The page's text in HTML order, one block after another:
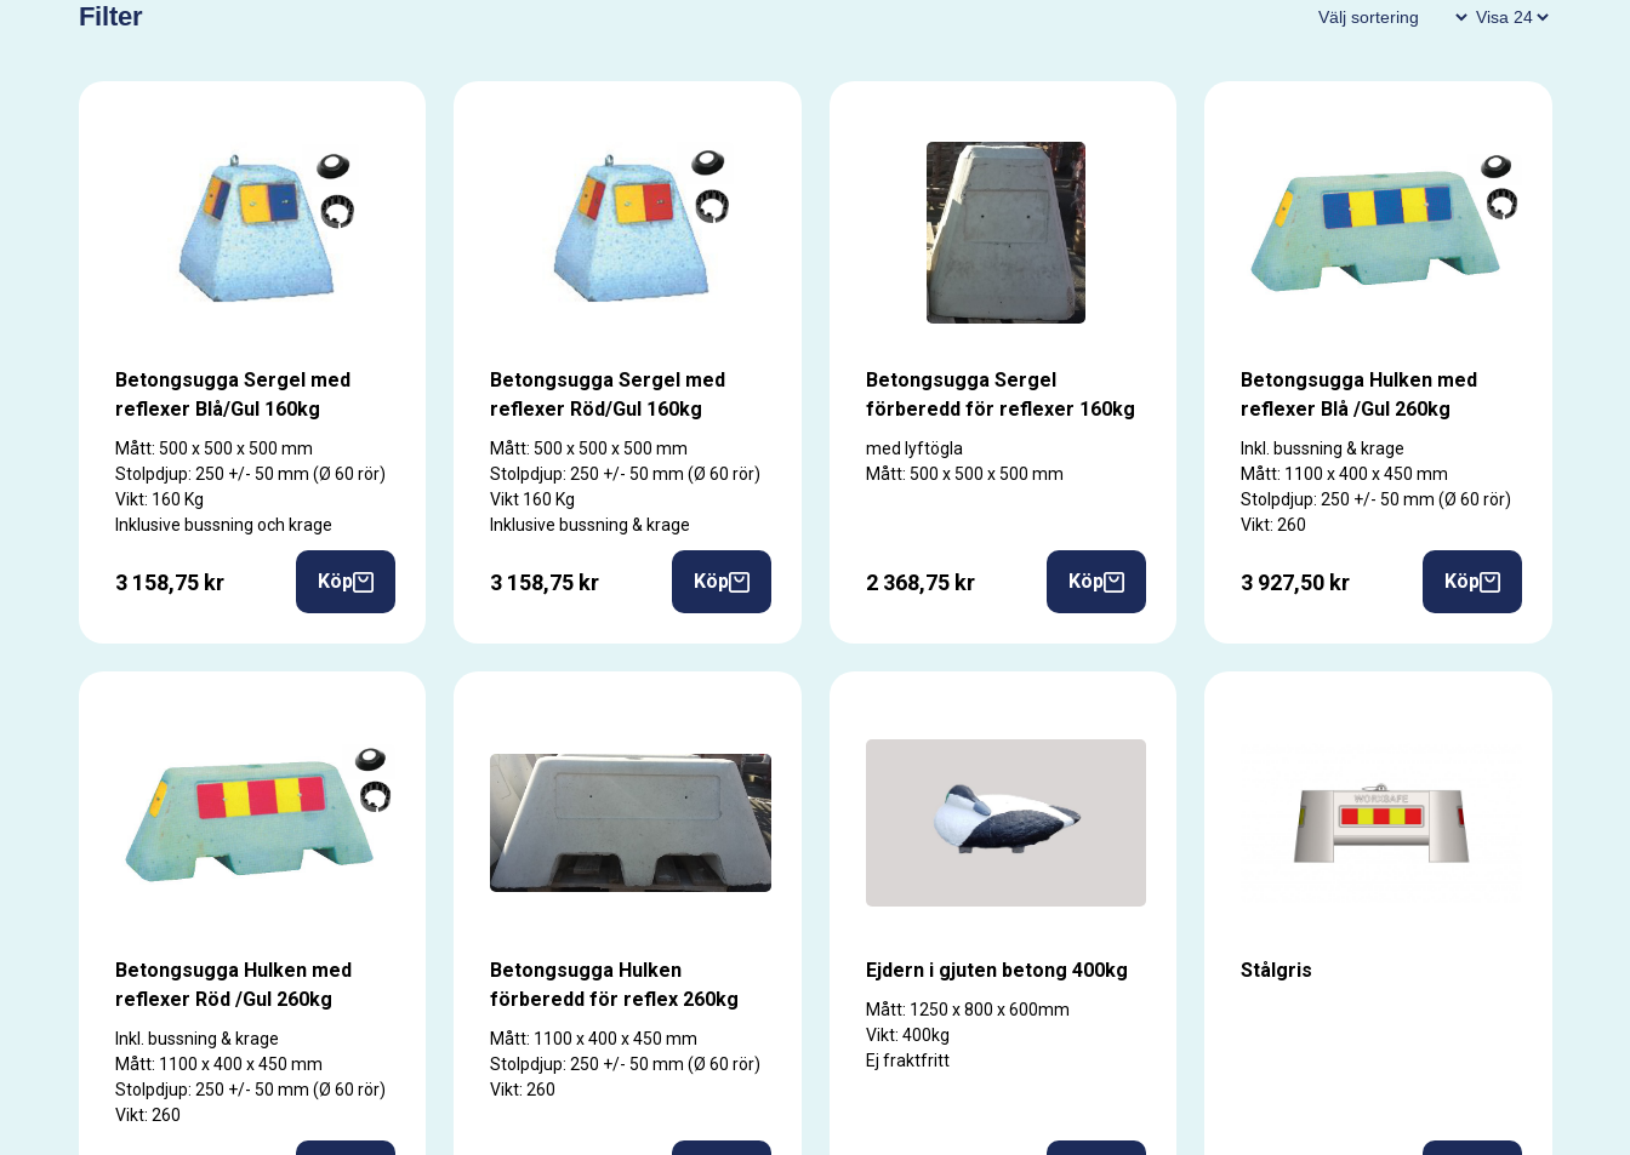
Filter
Betongsugga Sergel med
reflexer Blå/Gul 160kg
Mått: 500 x 500 x 500 mm
Stolpdjup: 250 +/- 50 mm (Ø 60 rör)
Vikt: 160 Kg
Inklusive bussning och krage
3 158,75 kr Köp
Betongsugga Sergel med
reflexer Röd/Gul 160kg
Mått: 500 x 500 x 500 mm
Stolpdjup: 250 +/- 50 mm (Ø 60 rör)
Vikt 160 Kg
Inklusive bussning & krage
3 158,75 kr Köp
Betongsugga Sergel
förberedd för reflexer 160kg
med lyftögla
Mått: 500 x 500 x 500 mm
2 368,75 kr Köp
Betongsugga Hulken med
reflexer Blå /Gul 260kg
Inkl. bussning & krage
Mått: 1100 x 400 x 450 mm
Stolpdjup: 250 +/- 50 mm (Ø 60 rör)
Vikt: 260
3 927,50 kr Köp
Betongsugga Hulken med
reflexer Röd /Gul 260kg
Inkl. bussning & krage
Mått: 1100 x 400 x 450 mm
Stolpdjup: 250 +/- 50 mm (Ø 60 rör)
Vikt: 260
Betongsugga Hulken
förberedd för reflex 260kg
Mått: 1100 x 400 x 450 mm
Stolpdjup: 250 +/- 50 mm (Ø 60 rör)
Vikt: 260
Ejdern i gjuten betong 400kg
Mått: 1250 x 800 x 600mm
Vikt: 400kg
Ej fraktfritt
Stålgris